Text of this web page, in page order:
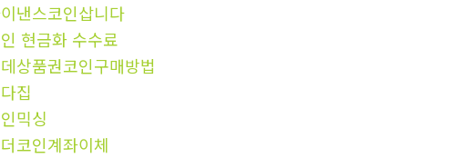
낸스코인삽니다
현금화 수수료
상품권코인구매방법
집
믹싱
코인계좌이체